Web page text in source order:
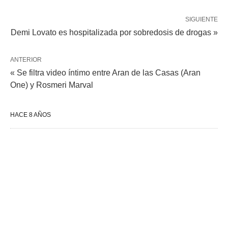
SIGUIENTE
Demi Lovato es hospitalizada por sobredosis de drogas »
ANTERIOR
« Se filtra video íntimo entre Aran de las Casas (Aran
One) y Rosmeri Marval
HACE 8 AÑOS